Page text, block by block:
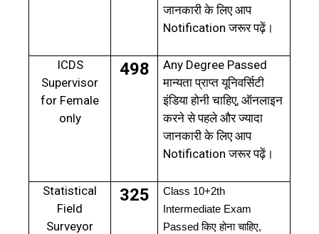
जानकारी के लिए आप
Notificationजरूर पढ़ें।
ICDS
Supervisor
for Female
only
498 Any Degree Passed
मान्यता प्राप्त यूनिवर्सिटी
इंडिया होनी चाहिए,ऑनलाइन
करने से पहले और ज्यादा
जानकारी के लिए आप
Notificationजरूर पढ़ें।
Statistical
Field
Surveyor
325
Class 10+2th
Intermediate Exam
Passedकिए होना चाहिए,